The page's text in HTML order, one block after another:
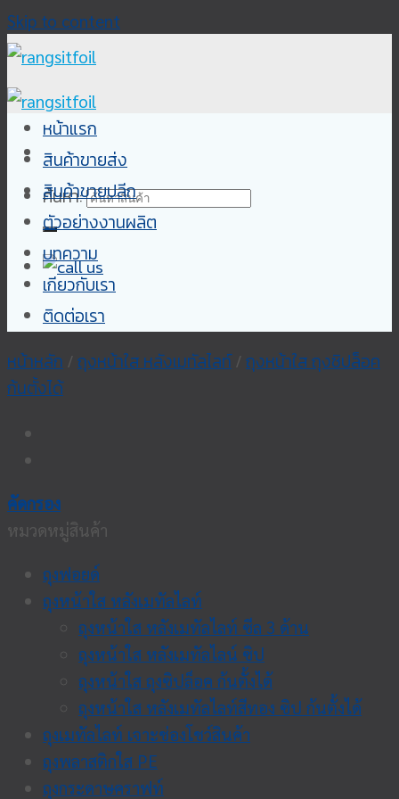
Skip to content
ค้นหา:
หน้าแรก
สินค้าขายส่ง
สินค้าขายปลีก
ตัวอย่างงานผลิต
บทความ
เกียวกับเรา
ติดต่อเรา
หน้าหลัก / ถุงหน้าใส หลังเมทัลไลท์ / ถุงหน้าใส ถุงซิปล็อค
ก้นตั้งได้
คัดกรอง
หมวดหมู่สินค้า
ถุงฟอยด์
ถุงหน้าใส หลังเมทัลไลท์
ถุงหน้าใส หลังเมทัลไลท์ ซีล 3 ด้าน
ถุงหน้าใส หลังเมทัลไลน์ ซิป
ถุงหน้าใส ถุงซิปล็อค ก้นตั้งได้
ถุงหน้าใส หลังเมทัลไลท์สีทอง ซิป ก้นตั้งได้
ถุงเมทัลไลท์ เจาะช่องโชว์สินค้า
ถุงพลาสติกใส PE
ถุงกระดาษคราฟท์